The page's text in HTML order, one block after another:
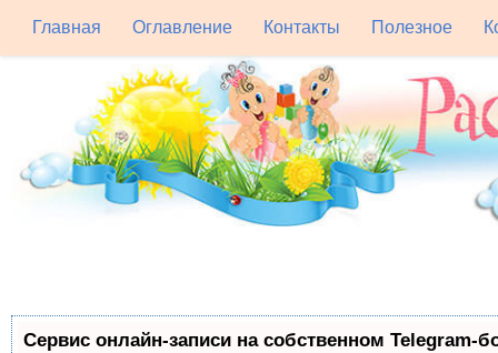
Главная Оглавление Контакты Полезное
Сервис онлайн-записи на собственном Telegram-